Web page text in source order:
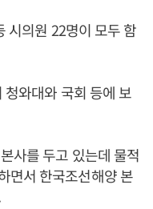
시의원 22명이 모두 함
와대와 국회 등에 보
사를 두고 있는데 물적
면서 한국조선해양 본